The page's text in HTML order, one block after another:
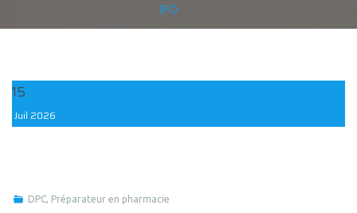
(FC)
15
Juil 2026
DPC, Préparateur en pharmacie